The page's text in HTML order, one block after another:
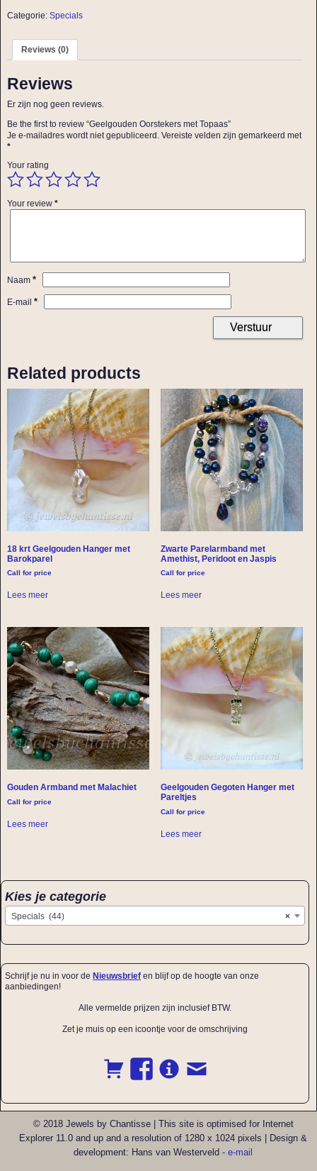
Categorie: Specials
Reviews (0)
Reviews
Er zijn nog geen reviews.
Be the first to review “Geelgouden Oorstekers met Topaas”
Je e-mailadres wordt niet gepubliceerd. Vereiste velden zijn gemarkeerd met
*
Your rating
Your review *
Naam *
E-mail *
Related products
18 krt Geelgouden Hanger met
Barokparel
Call for price
Lees meer
Zwarte Parelarmband met
Amethist, Peridoot en Jaspis
Call for price
Lees meer
Gouden Armband met Malachiet
Call for price
Lees meer
Geelgouden Gegoten Hanger met
Pareltjes
Call for price
Lees meer
Kies je categorie
×
Specials (44)
Schrijf je nu in voor de Nieuwsbrief en blijf op de hoogte van onze
aanbiedingen!
Alle vermelde prijzen zijn inclusief BTW.
Zet je muis op een icoontje voor de omschrijving
© 2018 Jewels by Chantisse | This site is optimised for Internet
Explorer 11.0 and up and a resolution of 1280 x 1024 pixels | Design &
development: Hans van Westerveld - e-mail